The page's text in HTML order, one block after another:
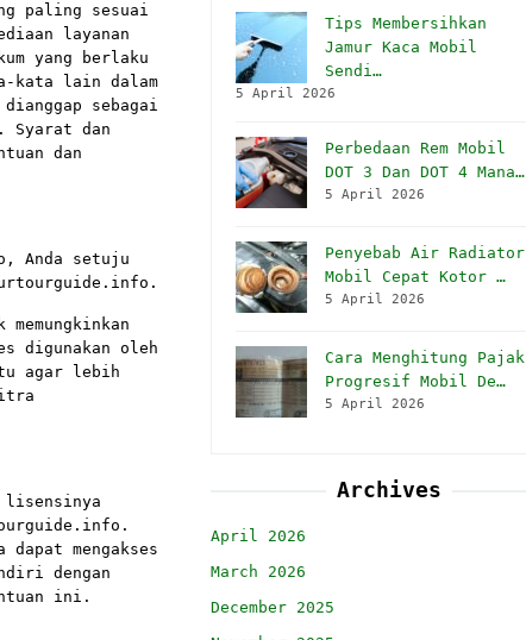
paling sesuai
layanan
yang berlaku
kata lain dalam
sebagai
Syarat dan
dan
Anda setuju
digunakan oleh
agar lebih
lisensinya
mengakses
dengan
ini.
Tips Membersihkan
Jamur Kaca Mobil
Sendi…
5 April 2026
Perbedaan Rem Mobil
DOT 3 Dan DOT 4 Mana…
5 April 2026
Penyebab Air Radiator
Mobil Cepat Kotor …
5 April 2026
Cara Menghitung Pajak
Progresif Mobil De…
5 April 2026
Archives
April 2026
March 2026
December 2025